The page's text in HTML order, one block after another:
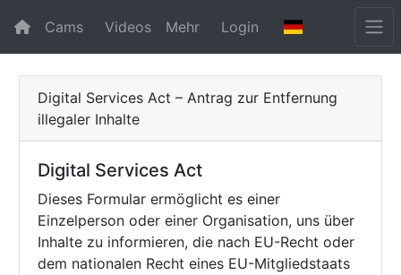
Cams Videos Mehr Login
Digital Services Act – Antrag zur Entfernung
illegaler Inhalte
Digital Services Act
Dieses Formular ermöglicht es einer
Einzelperson oder einer Organisation, uns über
Inhalte zu informieren, die nach EU-Recht oder
dem nationalen Recht eines EU-Mitgliedstaats